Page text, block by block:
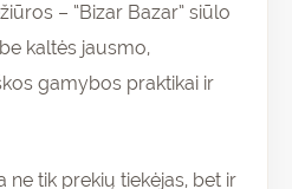
– “Bizar Bazar” siūlo
kaltės jausmo,
gamybos praktikai ir
ne tik prekių tiekėjas, bet ir